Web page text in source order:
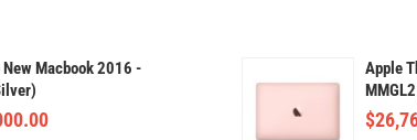
New Macbook 2016 -
Apple
$